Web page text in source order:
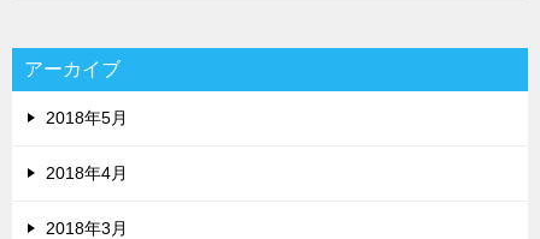
アーカイブ
2018年5月
2018年4月
2018年3月